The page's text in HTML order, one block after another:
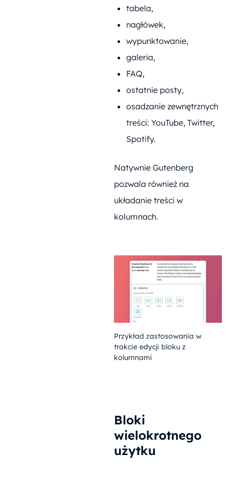
tabela,
nagłówek,
wypunktowanie,
galeria,
FAQ,
ostatnie posty,
osadzanie zewnętrznych
treści: YouTube, Twitter,
Spotify.
Natywnie Gutenberg
pozwala również na
układanie treści w
kolumnach.
Przykład zastosowania w
trakcie edycji bloku z
kolumnami
Bloki
wielokrotnego
użytku